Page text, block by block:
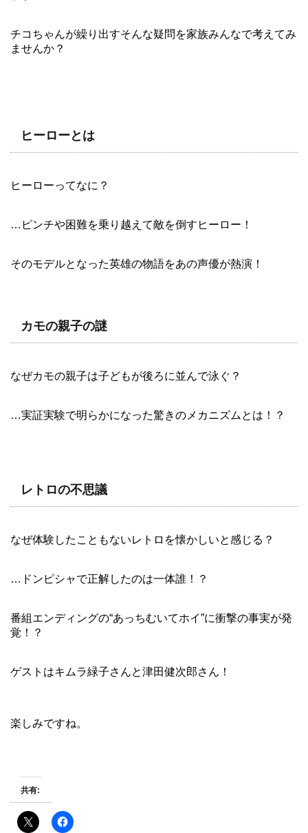
チコちゃんが繰り出すそんな疑問を家族みんなで考えてみ
ませんか？
ヒーローとは
ヒーローってなに？
…ピンチや困難を乗り越えて敵を倒すヒーロー！
そのモデルとなった英雄の物語をあの声優が熱演！
カモの親子の謎
なぜカモの親子は子どもが後ろに並んで泳ぐ？
…実証実験で明らかになった驚きのメカニズムとは！？
レトロの不思議
なぜ体験したこともないレトロを懐かしいと感じる？
…ドンピシャで正解したのは一体誰！？
番組エンディングの“あっちむいてホイ”に衝撃の事実が発
覚！？
ゲストはキムラ緑子さんと津田健次郎さん！
楽しみですね。
共有: